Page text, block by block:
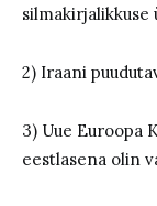
silmakirjalikkuse
2) Iraani
3) Uue Euroopa
eestlasena olin